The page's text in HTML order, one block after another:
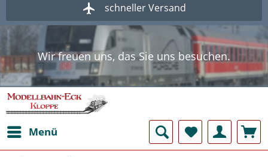
schneller Versand
Wir freuen uns, das Sie uns besuchen.
Herzlich Willkommen im Onlineshop
Modellbahn - Eck Kloppe.
Wir freuen uns, das Sie uns besuchen.
Herzlich Willkommen im Onlineshop
Modellbahn - Eck Kloppe.
Menü